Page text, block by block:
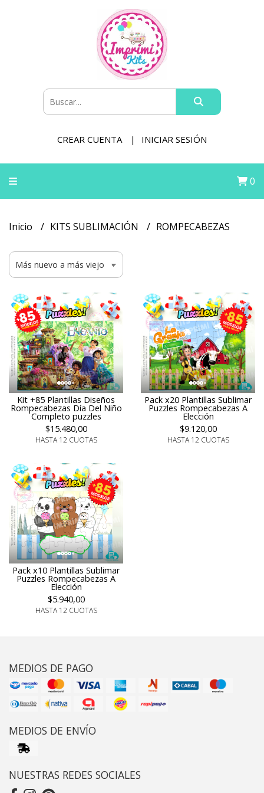
CREAR CUENTA INICIAR SESIÓN
0
Inicio KITS SUBLIMACIÓN ROMPECABEZAS
Kit +85 Plantillas Diseños
Rompecabezas Día Del Niño
Completo puzzles
$15.480,00
HASTA 12 CUOTAS
Pack x20 Plantillas Sublimar
Puzzles Rompecabezas A
Elección
$9.120,00
HASTA 12 CUOTAS
Pack x10 Plantillas Sublimar
Puzzles Rompecabezas A
Elección
$5.940,00
HASTA 12 CUOTAS
MEDIOS DE PAGO
MEDIOS DE ENVÍO
NUESTRAS REDES SOCIALES